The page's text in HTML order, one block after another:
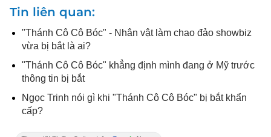
Tin liên quan
"Thánh Cô Cô Bóc" - Nhân vật làm chao đảo showbiz
vừa bị bắt là ai?
"Thánh Cô Cô Bóc" khẳng định mình đang ở Mỹ trước
thông tin bị bắt
Ngọc Trinh nói gì khi "Thánh Cô Cô Bóc" bị bắt khẩn
cấp?